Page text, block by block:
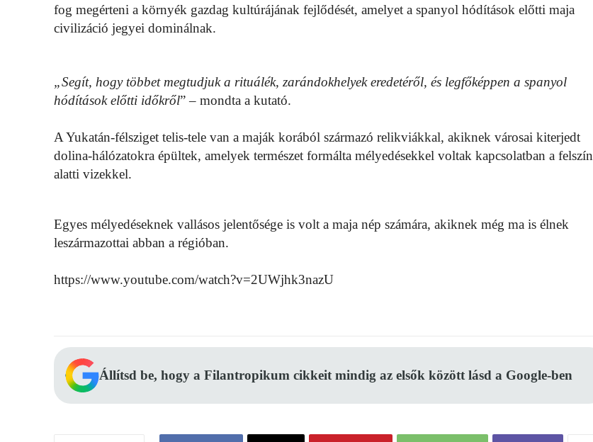
fog megérteni a környék gazdag kultúrájának fejlődését, amelyet a spanyol hódítások előtti maja
civilizáció jegyei dominálnak.
„Segít, hogy többet megtudjuk a rituálék, zarándokhelyek eredetéről, és legfőképpen a spanyol
hódítások előtti időkről” – mondta a kutató.
A Yukatán-félsziget telis-tele van a maják korából származó relikviákkal, akiknek városai kiterjedt
dolina-hálózatokra épültek, amelyek természet formálta mélyedésekkel voltak kapcsolatban a felszín
alatti vizekkel.
Egyes mélyedéseknek vallásos jelentősége is volt a maja nép számára, akiknek még ma is élnek
leszármazottai abban a régióban.
https://www.youtube.com/watch?v=2UWjhk3nazU
Állítsd be, hogy a Filantropikum cikkeit mindig az elsők között lásd a Google-ben